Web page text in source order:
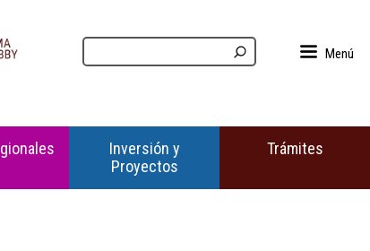
Menú
Inversión y
Proyectos
Trámites